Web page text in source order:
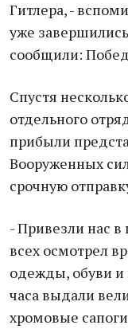
Гитлера, -
уже
сообщили:
Спустя
отдельного
прибыли
Вооруженных
срочную
- Привезли нас в
всех осмотрел
одежды, обуви и
часа выдали
хромовые